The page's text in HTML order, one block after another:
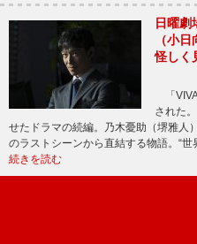
日曜劇
（小
怪しく
「
された
せたドラマの続編。乃木憂助（堺雅人
のラストシーンから直結する物語。“
続きを読む